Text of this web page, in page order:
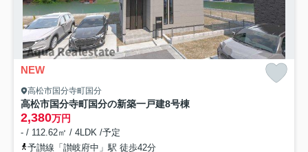
NEW
高松市国分寺町国分
高松市国分寺町国分の新築一戸建8号棟
2,380万円
- / 112.62㎡ / 4LDK /予定
予讃線「讃岐府中」駅 徒歩42分